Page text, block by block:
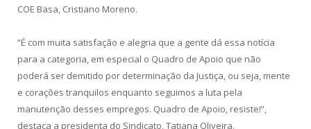
COE Basa, Cristiano Moreno.
“É com muita satisfação e alegria que a gente dá essa notícia
para a categoria, em especial o Quadro de Apoio que não
poderá ser demitido por determinação da Justiça, ou seja, mente
e corações tranquilos enquanto seguimos a luta pela
manutenção desses empregos. Quadro de Apoio, resiste!”,
destaca a presidenta do Sindicato, Tatiana Oliveira.